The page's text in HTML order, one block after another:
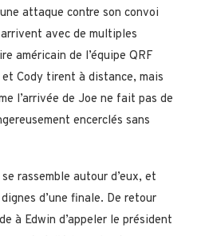
attaque contre son convoi
avec de multiples
américain de l’équipe QRF
Cody tirent à distance, mais
l’arrivée de Joe ne fait pas de
encerclés sans
rassemble autour d’eux, et
d’une finale. De retour
à Edwin d’appeler le président